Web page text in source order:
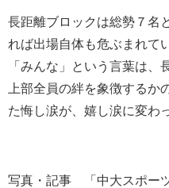
長距離ブロックは総勢７名
れば出場自体も危ぶまれて
「みんな」という言葉は
上部全員の絆を象徴するか
た悔し涙が、嬉し涙に変わ
写真・記事 「中大スポー